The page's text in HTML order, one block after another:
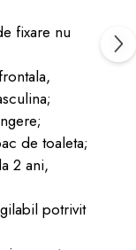
fixare nu
de toaleta;
2 ani,
potrivit